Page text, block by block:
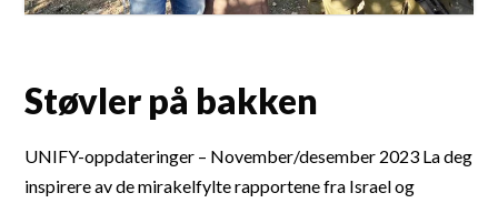
Støvler på bakken
UNIFY-oppdateringer – November/desember 2023 La deg
inspirere av de mirakelfylte rapportene fra Israel og